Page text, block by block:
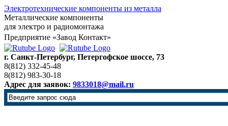
Электротехнические компоненты из металла
Металлические компоненты
для электро и радиомонтажа
Предприятие «Завод Контакт»
г. Санкт-Петербург, Петергофское шоссе, 73
8(812) 332-45-48
8(812) 983-30-18
Адрес для заявок: 9833018@mail.ru